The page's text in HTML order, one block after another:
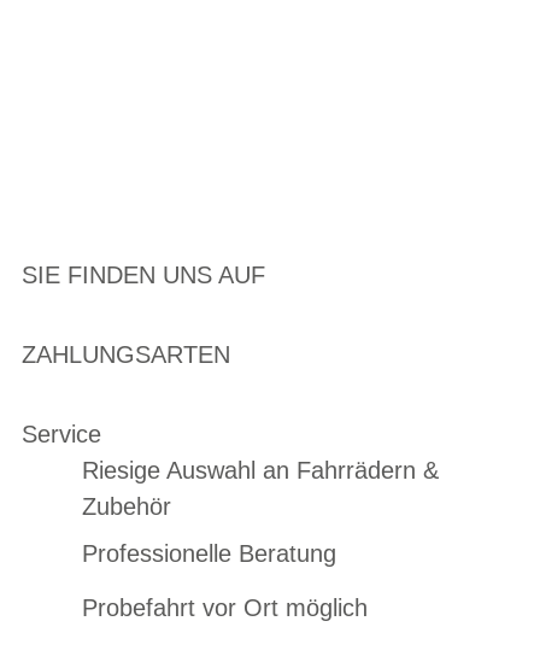
SIE FINDEN UNS AUF
ZAHLUNGSARTEN
Service
Riesige Auswahl an Fahrrädern &
Zubehör
Professionelle Beratung
Probefahrt vor Ort möglich